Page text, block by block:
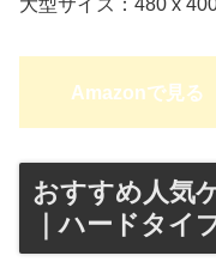
大型サイズ：480 x
Amazonで見る
おすすめ人気
｜ハードタイ